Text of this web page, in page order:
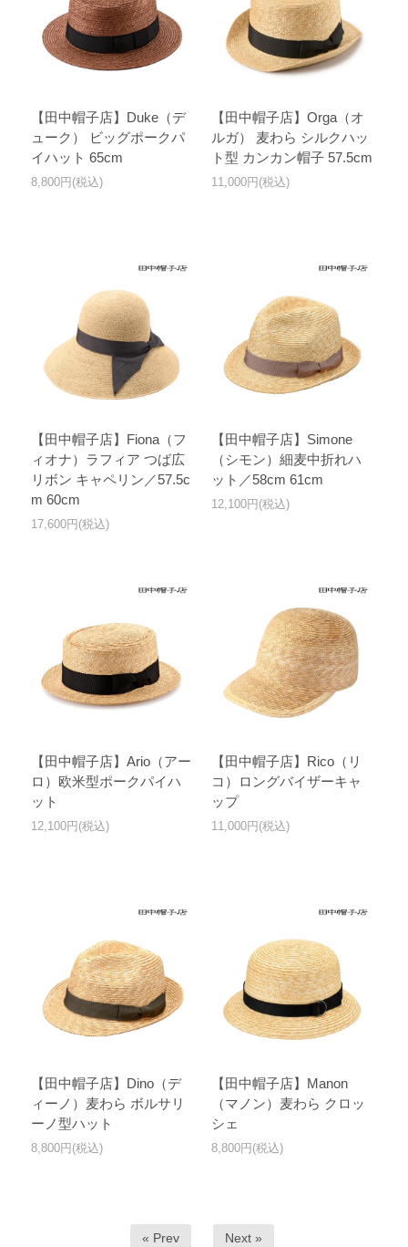
【田中帽子店】Duke（デ
ューク） ビッグポークパ
イハット 65cm
8,800円(税込)
【田中帽子店】Orga（オ
ルガ） 麦わら シルクハッ
ト型 カンカン帽子 57.5cm
11,000円(税込)
【田中帽子店】Fiona（フ
ィオナ）ラフィア つば広
リボン キャペリン／57.5c
m 60cm
17,600円(税込)
【田中帽子店】Simone
（シモン）細麦中折れハ
ット／58cm 61cm
12,100円(税込)
【田中帽子店】Ario（アー
ロ）欧米型ポークパイハ
ット
12,100円(税込)
【田中帽子店】Rico（リ
コ）ロングバイザーキャ
ップ
11,000円(税込)
【田中帽子店】Dino（デ
ィーノ）麦わら ボルサリ
ーノ型ハット
8,800円(税込)
【田中帽子店】Manon
（マノン）麦わら クロッ
シェ
8,800円(税込)
« Prev Next »